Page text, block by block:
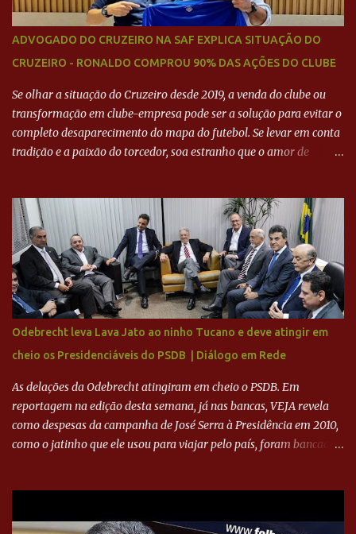
ADVOGADO DO CRUZEIRO NA SAF EXPLICA SITUAÇÃO DO
CRUZEIRO - RONALDO COMPROU 90% DAS AÇÕES DO CLUBE
Se olhar a situação do Cruzeiro desde 2019, a venda do clube ou
transformação em clube-empresa pode ser a solução para evitar o
completo desaparecimento do mapa do futebol. Se levar em conta
tradição e a paixão do torcedor, soa estranho que o amor de
feito imediatamente para pagamento de dívidas emergenciais e
investimentos no departamento de futebol. O projeto apresentado
para a recuperação do Cruzeiro, o aporte financeiro inicial, com
Ronaldo sendo solidário à dívida de R$ 1 bilhão a partir de agora,
mais o peso que o ex-atacante tem no mundo do futebol, além de
sua história na Raposa, pesaram para que um dos mais icônicos
camisas 9 acertasse a compra do clube. Fonte: Itatiaia Fonte:
ADVOGADO DO CRUZEIRO NA SAF EXPLICA SITUAÇÃO DO
CRUZEIRO - RONALDO COMPROU 90% DAS AÇÕES DO CLUBE
Odebrecht leva Lava Jato ao ninho Tucano e deve atingir em
cheio os Presidenciáveis do PSDB | Diálogo em Rede
As delações da Odebrecht atingiram em cheio o PSDB. Em
reportagem na edição desta semana, já nas bancas, VEJA revela
como despesas da campanha de José Serra à Presidência em 2010,
como o jatinho que ele usou para viajar pelo país, foram bancadas
Executiva Nacional do PSDB (Valter Campanato/Agência Brasil) O